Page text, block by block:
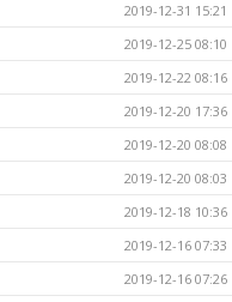
2019-12-31 15:21
2019-12-25 08:10
2019-12-22 08:16
2019-12-20 17:36
2019-12-20 08:08
2019-12-20 08:03
2019-12-18 10:36
2019-12-16 07:33
2019-12-16 07:26